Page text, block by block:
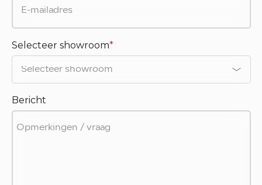
Selecteer showroom*
Bericht